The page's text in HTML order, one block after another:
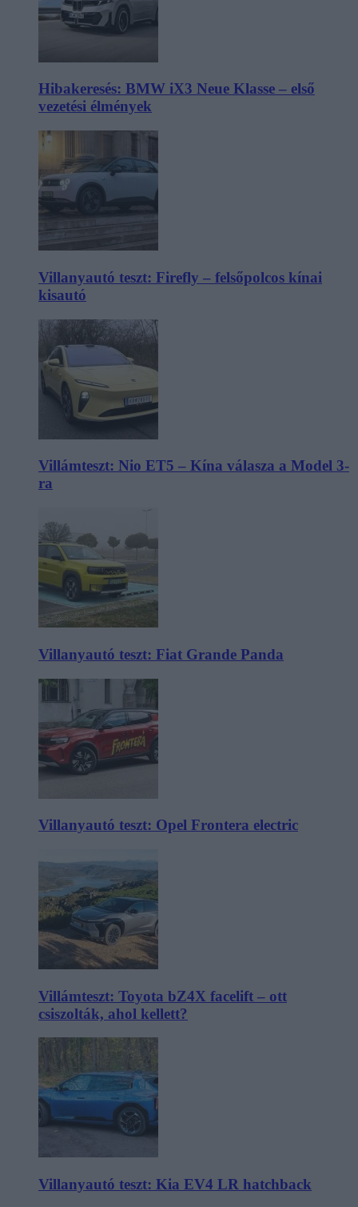
Hibakeresés: BMW iX3 Neue Klasse – első
vezetési élmények
Villanyautó teszt: Firefly – felsőpolcos kínai
kisautó
Villámteszt: Nio ET5 – Kína válasza a Model 3-
ra
Villanyautó teszt: Fiat Grande Panda
Villanyautó teszt: Opel Frontera electric
Villámteszt: Toyota bZ4X facelift – ott
csiszolták, ahol kellett?
Villanyautó teszt: Kia EV4 LR hatchback